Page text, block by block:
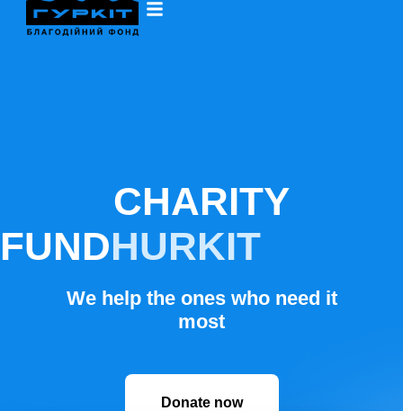
CHARITY
FUNDHURKIT
We help the ones who need it
most
Donate now